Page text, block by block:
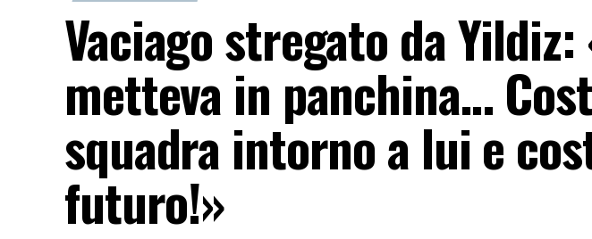
Vaciago stregato da Yildiz:
metteva in panchina…
squadra intorno a lui e
futuro!»